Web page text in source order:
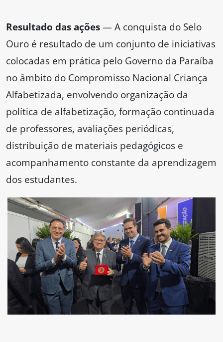
Resultado das ações— A conquista do Selo
Ouro é resultado de um conjunto de iniciativas
colocadas em prática pelo Governo da Paraíba
no âmbito do Compromisso Nacional Criança
Alfabetizada, envolvendo organização da
política de alfabetização, formação continuada
de professores, avaliações periódicas,
distribuição de materiais pedagógicos e
acompanhamento constante da aprendizagem
dos estudantes.